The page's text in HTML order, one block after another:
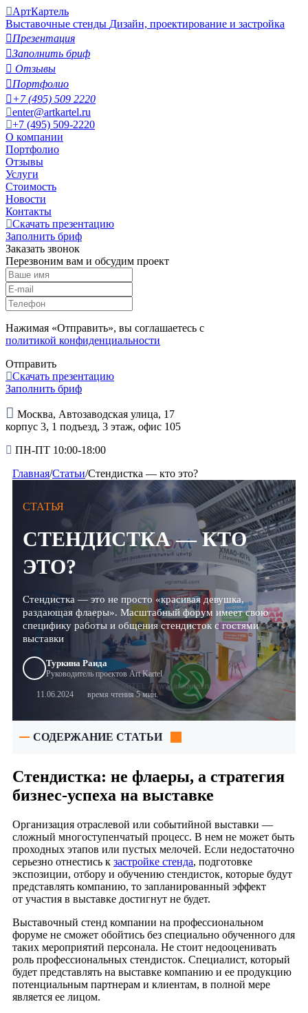
АртКартель
Выставочные стенды Дизайн, проектирование и застройка
Презентация
Заполнить бриф
 Отзывы
Портфолио
+7 (495) 509 2220
enter@artkartel.ru
+7 (495) 509-2220
О компании
Портфолио
Отзывы
Услуги
Стоимость
Новости
Контакты
Скачать презентацию
Заполнить бриф
Заказать звонок
Перезвоним вам и обсудим проект
Нажимая «Отправить», вы соглашаетесь с
политикой конфиденциальности
Отправить
Скачать презентацию
Заполнить бриф
Москва, Автозаводская улица, 17
корпус 3, 1 подъезд, 3 этаж, офис 105
ПН-ПТ 10:00-18:00
Главная/Статьи/Стендистка — кто это?
СТАТЬЯ
СТЕНДИСТКА — КТО
ЭТО?
Стендистка — это не просто «красивая девушка,
раздающая флаеры». Масштабный форум имеет свою
специфику работы и общения стендисток с гостями
выставки
Туркина Раида
Руководитель проектов Art Kartel
11.06.2024 время чтения 5 мин.
СОДЕРЖАНИЕ СТАТЬИ
Стендистка: не флаеры, а стратегия
бизнес-успеха на выставке
Организация отраслевой или событийной выставки —
сложный многоступенчатый процесс. В нем не может быть
проходных этапов или пустых мелочей. Если недостаточно
серьезно отнестись к застройке стенда, подготовке
экспозиции, отбору и обучению стендисток, которые будут
представлять компанию, то запланированный эффект
от участия в выставке достигнут не будет.
Выставочный стенд компании на профессиональном
форуме не сможет обойтись без специально обученного для
таких мероприятий персонала. Не стоит недооценивать
роль профессиональных стендисток. Специалист, который
будет представлять на выставке компанию и ее продукцию
потенциальным партнерам и клиентам, в полной мере
является ее лицом.